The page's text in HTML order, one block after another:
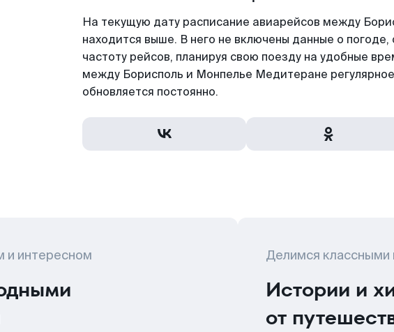
На текущую дату расписание авиарейсов между
находится выше. В него не включены данные о
частоту рейсов, планируя свою поезду на удобные
между Борисполь и Монпелье Медитеране
обновляется постоянно.
и интересном Делимся классными
Истории и
от